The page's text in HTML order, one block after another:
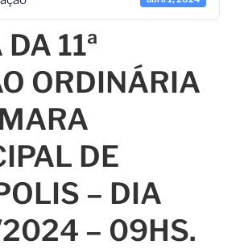
11ª
ORDINÁRIA
DE
– DIA
– 09HS.